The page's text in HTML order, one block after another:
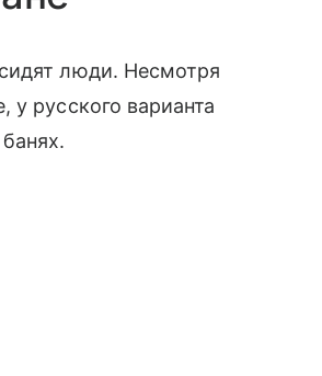
люди. Несмотря
у русского варианта